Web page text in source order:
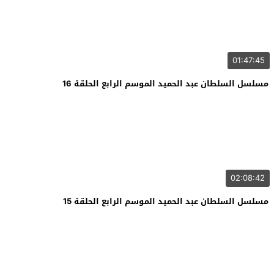
01:47:45
مسلسل السلطان عبد الحميد الموسم الرابع الحلقة 16
02:08:42
مسلسل السلطان عبد الحميد الموسم الرابع الحلقة 15